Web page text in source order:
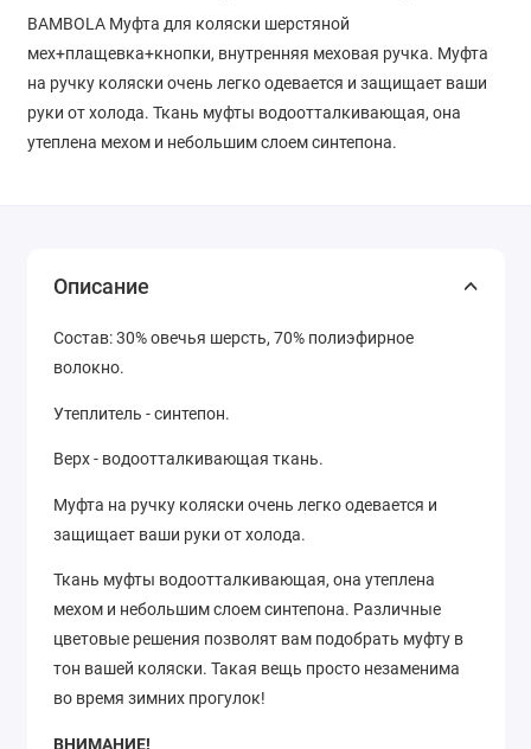
BAMBOLA Муфта для коляски шерстяной
мех+плащевка+кнопки, внутренняя меховая ручка. Муфта
на ручку коляски очень легко одевается и защищает ваши
руки от холода. Ткань муфты водоотталкивающая, она
утеплена мехом и небольшим слоем синтепона.
Описание
Состав: 30% овечья шерсть, 70% полиэфирное
волокно.
Утеплитель - синтепон.
Верх - водоотталкивающая ткань.
Муфта на ручку коляски очень легко одевается и
защищает ваши руки от холода.
Ткань муфты водоотталкивающая, она утеплена
мехом и небольшим слоем синтепона. Различные
цветовые решения позволят вам подобрать муфту в
тон вашей коляски. Такая вещь просто незаменима
во время зимних прогулок!
ВНИМАНИЕ!